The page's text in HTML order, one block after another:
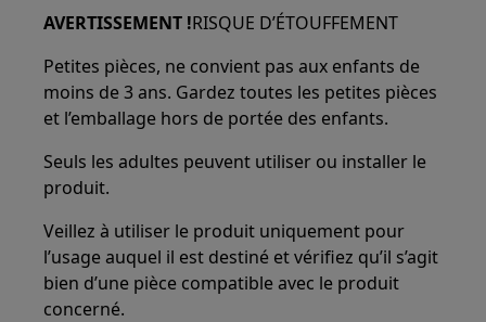
AVERTISSEMENT !RISQUE D’ÉTOUFFEMENT
Petites pièces, ne convient pas aux enfants de
moins de 3 ans. Gardez toutes les petites pièces
et l’emballage hors de portée des enfants.
Seuls les adultes peuvent utiliser ou installer le
produit.
Veillez à utiliser le produit uniquement pour
l’usage auquel il est destiné et vérifiez qu’il s’agit
bien d’une pièce compatible avec le produit
concerné.